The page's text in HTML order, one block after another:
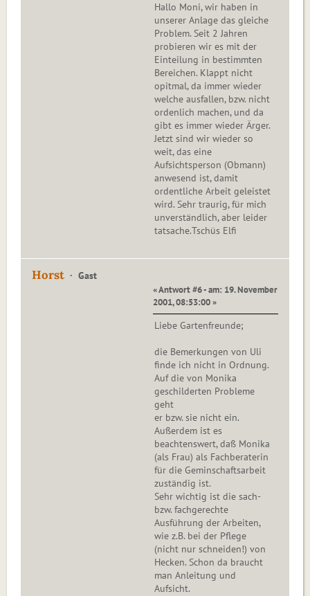
Hallo Moni, wir haben in
unserer Anlage das gleiche
Problem. Seit 2 Jahren
probieren wir es mit der
Einteilung in bestimmten
Bereichen. Klappt nicht
opitmal, da immer wieder
welche ausfallen, bzw. nicht
ordenlich machen, und da
gibt es immer wieder Ärger.
Jetzt sind wir wieder so
weit, das eine
Aufsichtsperson (Obmann)
anwesend ist, damit
ordentliche Arbeit geleistet
wird. Sehr traurig, für mich
unverständlich, aber leider
tatsache.Tschüs Elfi
Horst Gast
« Antwort #6 - am: 19. November
2001, 08:53:00 »
Liebe Gartenfreunde;
die Bemerkungen von Uli
finde ich nicht in Ordnung.
Auf die von Monika
geschilderten Probleme
geht
er bzw. sie nicht ein.
Außerdem ist es
beachtenswert, daß Monika
(als Frau) als Fachberaterin
für die Geminschaftsarbeit
zuständig ist.
Sehr wichtig ist die sach-
bzw. fachgerechte
Ausführung der Arbeiten,
wie z.B. bei der Pflege
(nicht nur schneiden!) von
Hecken. Schon da braucht
man Anleitung und
Aufsicht.